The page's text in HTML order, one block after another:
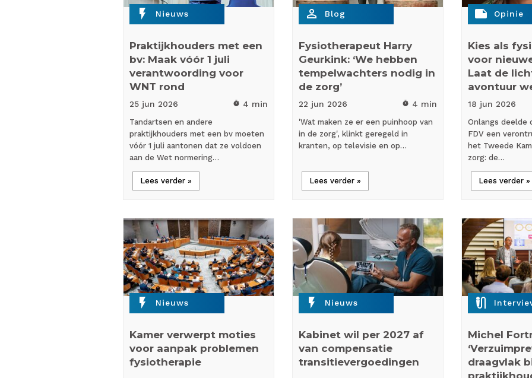
flash_on Nieuws
Praktijkhouders met een
bv: Maak vóór 1 juli
verantwoording voor
WNT rond
25 jun 2026 timer 4 min
Tandartsen en andere
praktijkhouders met een bv moeten
vóór 1 juli aantonen dat ze voldoen
aan de Wet normering…
Lees verder »
person_outline Blog
Fysiotherapeut Harry
Geurkink: ‘We hebben
tempelwachters nodig in
de zorg’
22 jun 2026 timer 4 min
'Wat maken ze er een puinhoop van
in de zorg', klinkt geregeld in
kranten, op televisie en op…
Lees verder »
note Opinie
Kies als
voor
Laat de
avontuur
18 jun 2026
Onlangs deelde
FDV een
het Tweede
zorg: de…
Lees verder »
flash_on Nieuws
Kamer verwerpt moties
voor aanpak problemen
fysiotherapie
flash_on Nieuws
Kabinet wil per 2027 af
van compensatie
transitievergoedingen
mic_external_on
Michel
draagvlak